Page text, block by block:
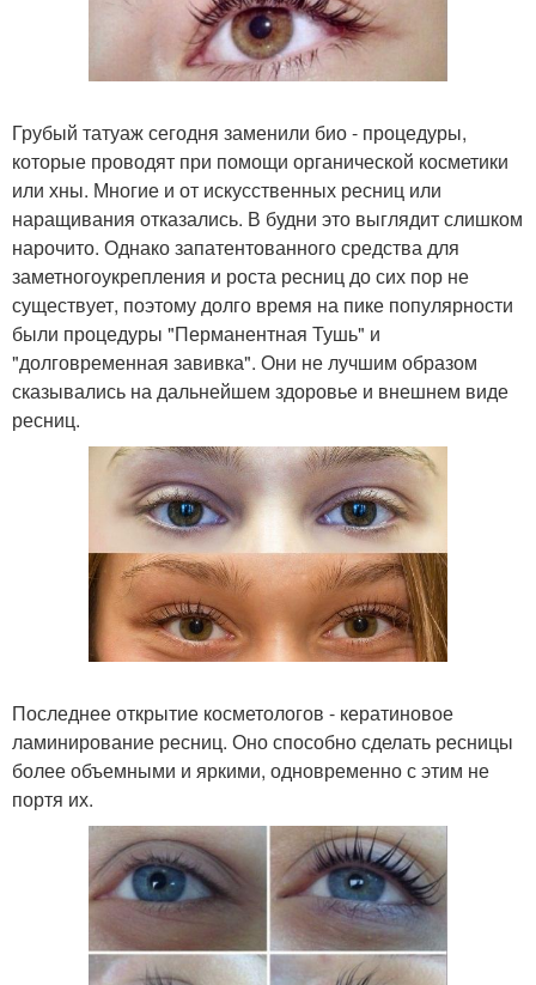
Грубый татуаж сегодня заменили био - процедуры,
которые проводят при помощи органической косметики
или хны. Многие и от искусственных ресниц или
наращивания отказались. В будни это выглядит слишком
нарочито. Однако запатентованного средства для
заметногоукрепления и роста ресниц до сих пор не
существует, поэтому долго время на пике популярности
были процедуры "Перманентная Тушь" и
"долговременная завивка". Они не лучшим образом
сказывались на дальнейшем здоровье и внешнем виде
ресниц.
Последнее открытие косметологов - кератиновое
ламинирование ресниц. Оно способно сделать ресницы
более объемными и яркими, одновременно с этим не
портя их.